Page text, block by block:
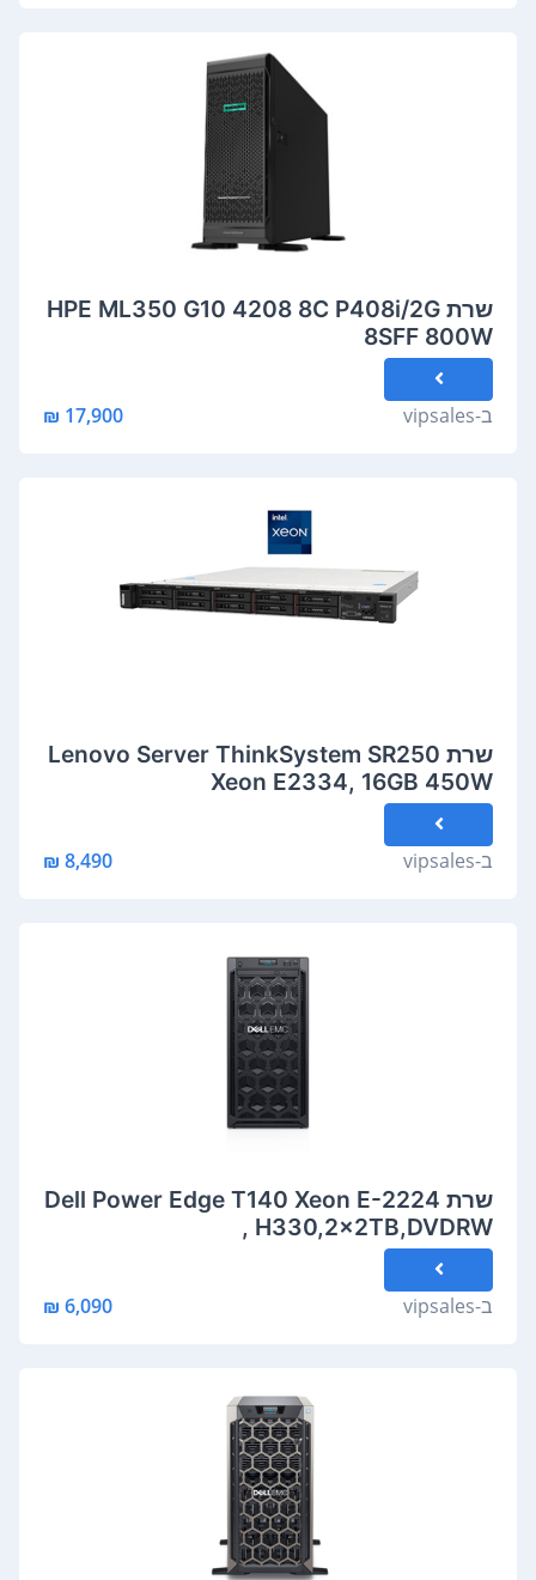
שרת HPE ML350 G10 4208 8C P408i/2G
8SFF 800W
ב-vipsales
17,900 ₪
שרת Lenovo Server ThinkSystem SR250
Xeon E2334, 16GB 450W
ב-vipsales
8,490 ₪
שרת Dell Power Edge T140 Xeon E-2224
, H330,2x2TB,DVDRW
ב-vipsales
6,090 ₪